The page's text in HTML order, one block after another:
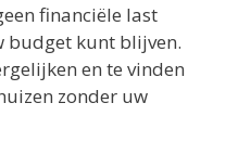
financiële last
budget kunt blijven.
en te vinden
zonder uw